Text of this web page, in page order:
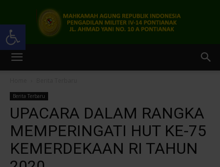
Open toolbar
IV-
Berita Terbaru
UPACARA DALAM RANGKA
MEMPERINGATI HUT KE-75
KEMERDEKAAN RI TAHUN